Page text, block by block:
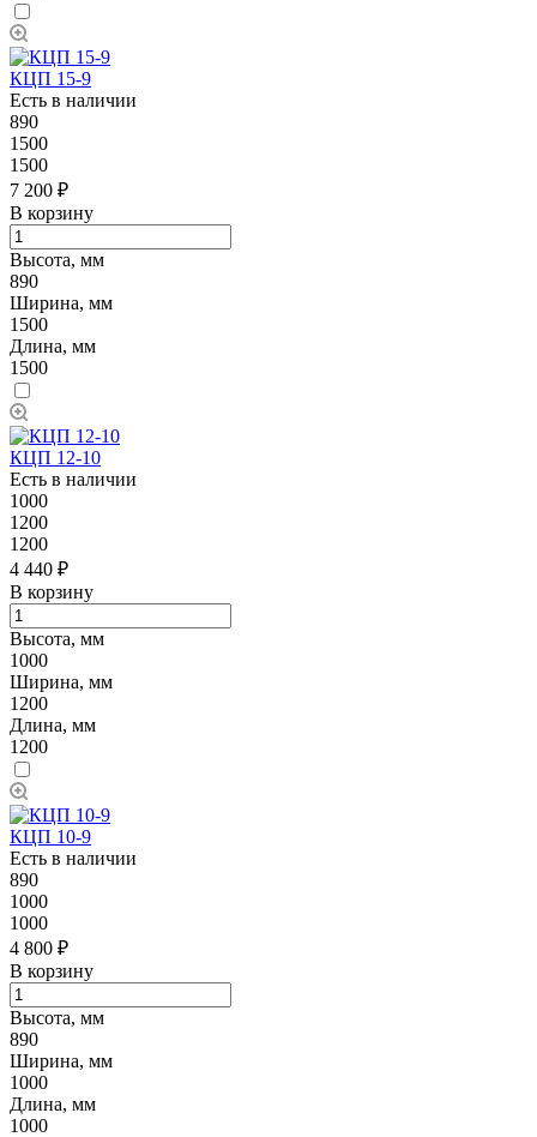
КЦП 15-9
Есть в наличии
890
1500
1500
7 200 ₽
В корзину
Высота, мм
890
Ширина, мм
1500
Длина, мм
1500
КЦП 12-10
Есть в наличии
1000
1200
1200
4 440 ₽
В корзину
Высота, мм
1000
Ширина, мм
1200
Длина, мм
1200
КЦП 10-9
Есть в наличии
890
1000
1000
4 800 ₽
В корзину
Высота, мм
890
Ширина, мм
1000
Длина, мм
1000